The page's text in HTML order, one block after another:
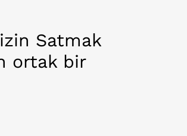
Satmak
ortak bir